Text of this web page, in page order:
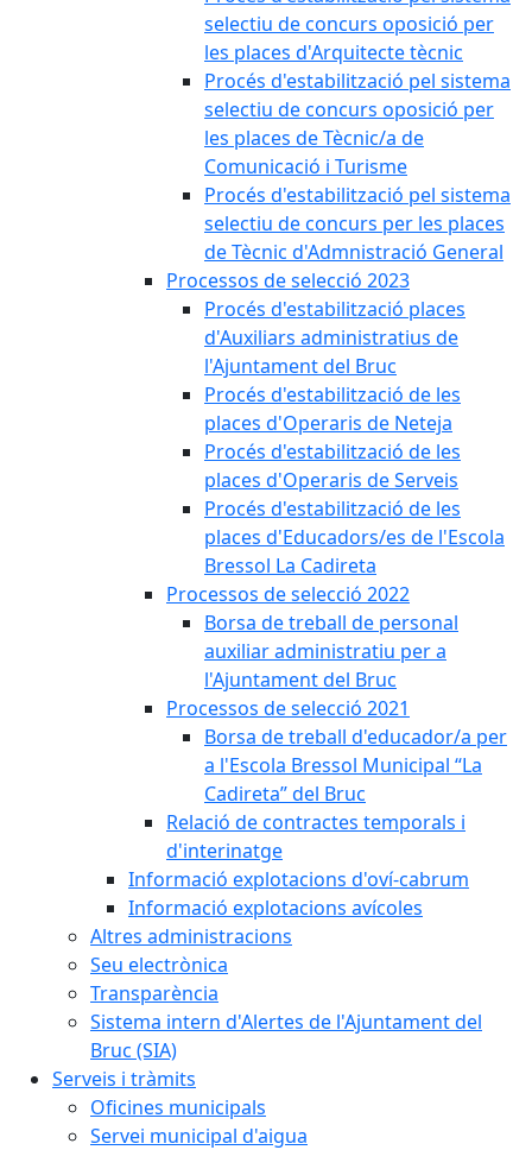
selectiu de concurs oposició per
les places d'Arquitecte tècnic
Procés d'estabilització pel sistema
selectiu de concurs oposició per
les places de Tècnic/a de
Comunicació i Turisme
Procés d'estabilització pel sistema
selectiu de concurs per les places
de Tècnic d'Admnistració General
Processos de selecció 2023
Procés d'estabilització places
d'Auxiliars administratius de
l'Ajuntament del Bruc
Procés d'estabilització de les
places d'Operaris de Neteja
Procés d'estabilització de les
places d'Operaris de Serveis
Procés d'estabilització de les
places d'Educadors/es de l'Escola
Bressol La Cadireta
Processos de selecció 2022
Borsa de treball de personal
auxiliar administratiu per a
l'Ajuntament del Bruc
Processos de selecció 2021
Borsa de treball d'educador/a per
a l'Escola Bressol Municipal “La
Cadireta” del Bruc
Relació de contractes temporals i
d'interinatge
Informació explotacions d'oví-cabrum
Informació explotacions avícoles
Altres administracions
Seu electrònica
Transparència
Sistema intern d'Alertes de l'Ajuntament del
Bruc (SIA)
Serveis i tràmits
Oficines municipals
Servei municipal d'aigua